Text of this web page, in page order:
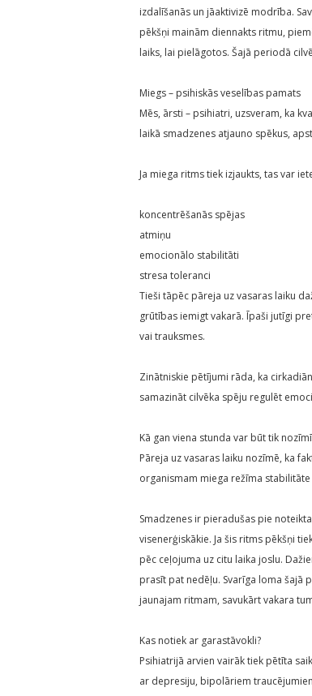
izdalīšanās un jāaktivizē modrība.
pēkšņi mainām diennakts ritmu,
laiks, lai pielāgotos. Šajā periodā
Miegs – psihiskās veselības pamats
Mēs, ārsti – psihiatri, uzsveram, ka
laikā smadzenes atjauno spēkus,
Ja miega ritms tiek izjaukts, tas var
koncentrēšanās spējas
atmiņu
emocionālo stabilitāti
stresa toleranci
Tieši tāpēc pāreja uz vasaras laiku
grūtības iemigt vakarā. Īpaši jutīgi
vai trauksmes.
Zinātniskie pētījumi rāda, ka
samazināt cilvēka spēju regulēt
Kā gan viena stunda var būt tik
Pāreja uz vasaras laiku nozīmē, ka
organismam miega režīma
Smadzenes ir pieradušas pie
visenerģiskākie. Ja šis ritms pēkšņi
pēc ceļojuma uz citu laika joslu.
prasīt pat nedēļu. Svarīga loma šajā
jaunajam ritmam, savukārt vakara
Kas notiek ar garastāvokli?
Psihiatrijā arvien vairāk tiek pētīta
ar depresiju, bipolāriem